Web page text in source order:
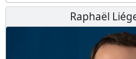
Raphaël